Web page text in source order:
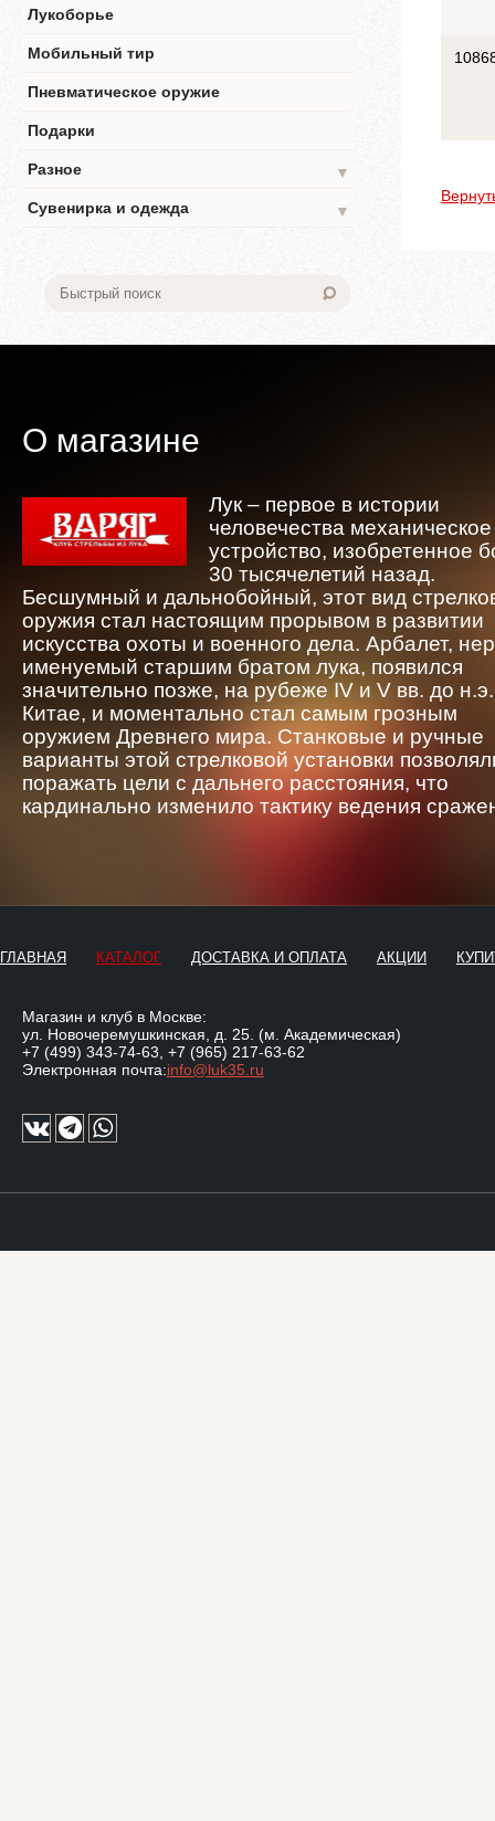
Лукоборье
Мобильный тир
Пневматическое оружие
Подарки
Разное
▼
Сувенирка и одежда
▼
О магазине
Лук – первое в истории
человечества механическое
устройство, изобретенное
30 тысячелетий назад.
Бесшумный и дальнобойный, этот вид
оружия стал настоящим прорывом в развитии
искусства охоты и военного дела. Арбалет,
именуемый старшим братом лука, появился
значительно позже, на рубеже IV и V вв. до
Китае, и моментально стал самым грозным
оружием Древнего мира. Станковые и ручные
варианты этой стрелковой установки
поражать цели с дальнего расстояния, что
кардинально изменило тактику ведения
ГЛАВНАЯ КАТАЛОГ ДОСТАВКА И ОПЛАТА АКЦИИ
Магазин и клуб в Москве:
ул. Новочеремушкинская, д. 25. (м. Академическая)
+7 (499) 343-74-63 +7 (965) 217-63-62
Электронная почта:info@luk35.ru